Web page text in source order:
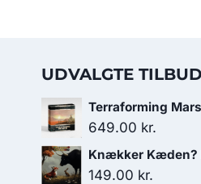
UDVALGTE TILBUD
Terraforming
649.00 kr.
Knækker Kæden?
149.00 kr.